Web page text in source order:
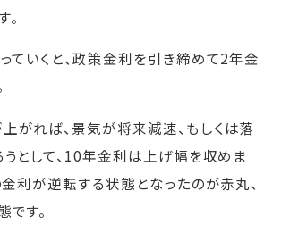
ていくと、政策金利を引き締めて2年金
がれば、景気が将来減速、もしくは落
うとして、10年金利は上げ幅を収めま
利が逆転する状態となったのが赤丸、
です。